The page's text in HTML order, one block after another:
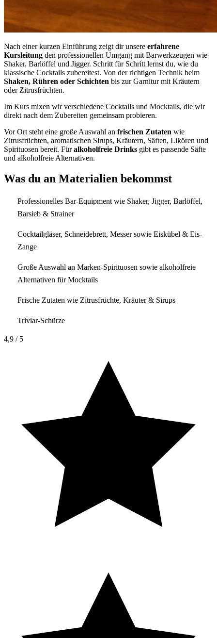
Nach einer kurzen Einführung zeigt dir unsere erfahrene
Kursleitung den professionellen Umgang mit Barwerkzeugen wie
Shaker, Barlöffel und Jigger. Schritt für Schritt lernst du, wie du
klassische Cocktails zubereitest. Von der richtigen Technik beim
Shaken, Rühren oder Schichten bis zur Garnitur mit Kräutern
oder Zitrusfrüchten.
Im Kurs mixen wir verschiedene Cocktails und Mocktails, die wir
direkt nach dem Zubereiten gemeinsam probieren.
Vor Ort steht eine große Auswahl an frischen Zutaten wie
Zitrusfrüchten, aromatischen Sirups, Kräutern, Säften, Likören und
Spirituosen bereit. Füralkoholfreie Drinks gibt es passende Säfte
und alkoholfreie Alternativen.
Was du an Materialien bekommst
Professionelles Bar-Equipment wie Shaker, Jigger, Barlöffel,
Barsieb & Strainer
Cocktailgläser, Schneidebrett, Messer sowie Eiskübel & Eis-
Zange
Große Auswahl an Marken-Spirituosen sowie alkoholfreie
Alternativen für Mocktails
Frische Zutaten wie Zitrusfrüchte, Kräuter & Sirups
Triviar-Schürze
4,9 / 5